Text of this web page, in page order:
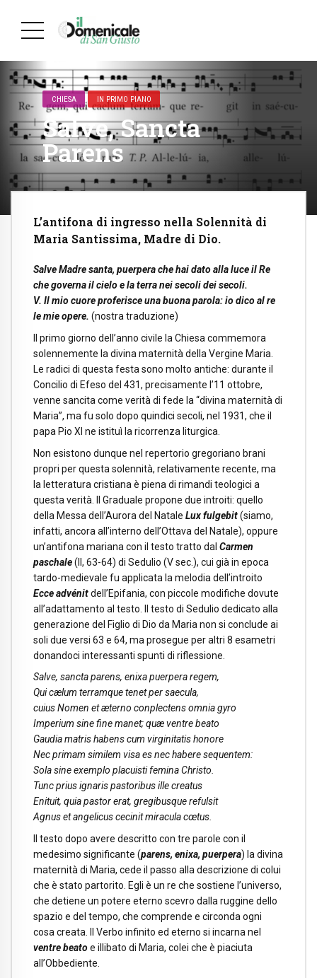
CHIESA IN PRIMO PIANO
Salve, Sancta
Parens
L’antifona di ingresso nella Solennità di
Maria Santissima, Madre di Dio.
Salve Madre santa, puerpera che hai dato alla luce il Re
che governa il cielo e la terra nei secoli dei secoli.
V. Il mio cuore proferisce una buona parola: io dico al re
le mie opere. (nostra traduzione)
Il primo giorno dell’anno civile la Chiesa commemora
solennemente la divina maternità della Vergine Maria.
Le radici di questa festa sono molto antiche: durante il
Concilio di Efeso del 431, precisamente l’11 ottobre,
venne sancita come verità di fede la “divina maternità di
Maria”, ma fu solo dopo quindici secoli, nel 1931, che il
papa Pio XI ne istituì la ricorrenza liturgica.
Non esistono dunque nel repertorio gregoriano brani
propri per questa solennità, relativamente recente, ma
la letteratura cristiana è piena di rimandi teologici a
questa verità. Il Graduale propone due introiti: quello
della Messa dell’Aurora del Natale Lux fulgebit(siamo,
infatti, ancora all’interno dell’Ottava del Natale), oppure
un’antifona mariana con il testo tratto dal Carmen
paschale(II, 63-64) di Sedulio (V sec.), cui già in epoca
tardo-medievale fu applicata la melodia dell’introito
Ecce advénitdell’Epifania, con piccole modifiche dovute
all’adattamento al testo. Il testo di Sedulio dedicato alla
generazione del Figlio di Dio da Maria non si conclude ai
soli due versi 63 e 64, ma prosegue per altri 8 esametri
donandoci interessanti spunti di riflessione.
Salve, sancta parens, enixa puerpera regem,
Qui cælum terramque tenet per saecula,
cuius Nomen et æterno conplectens omnia gyro
Imperium sine fine manet; quæ ventre beato
Gaudia matris habens cum virginitatis honore
Nec primam similem visa es nec habere sequentem:
Sola sine exemplo placuisti femina Christo.
Tunc prius ignaris pastoribus ille creatus
Enituit, quia pastor erat, gregibusque refulsit
Agnus et angelicus cecinit miracula cœtus.
Il testo dopo avere descritto con tre parole con il
medesimo significante (parens, enixa, puerpera) la divina
maternità di Maria, cede il passo alla descrizione di colui
che è stato partorito. Egli è un re che sostiene l’universo,
che detiene un potere eterno scevro dalla ruggine dello
spazio e del tempo, che comprende e circonda ogni
cosa creata. Il Verbo infinito ed eterno si incarna nel
ventre beatoe illibato di Maria, colei che è piaciuta
all’Obbediente.